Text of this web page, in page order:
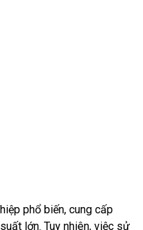
phổ biến, cung cấp
lớn. Tuy nhiên, việc sử